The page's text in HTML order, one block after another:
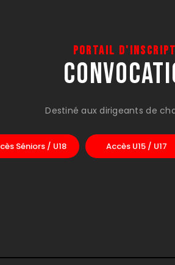
Portail
Destiné aux dirigeants de
Séniors / U18 Accès U15 / U17